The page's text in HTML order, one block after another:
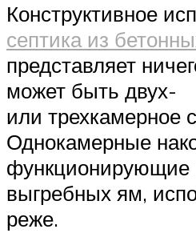
Конструктивное
септика из
представляет
может быть двух-
или трехкамерное
Однокамерные
функционирующие
выгребных ям,
реже.